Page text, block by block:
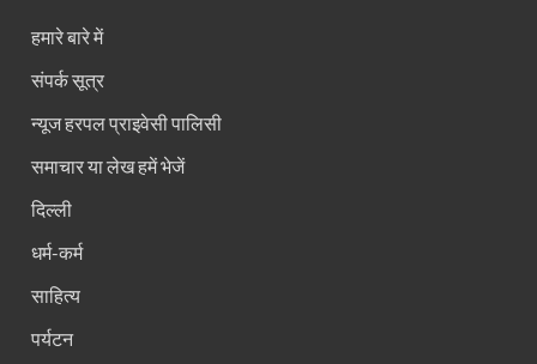
हमारे बारे में
संपर्क सूत्र
न्यूज हरपल प्राइवेसी पालिसी
समाचार या लेख हमें भेजें
दिल्ली
धर्म-कर्म
साहित्य
पर्यटन